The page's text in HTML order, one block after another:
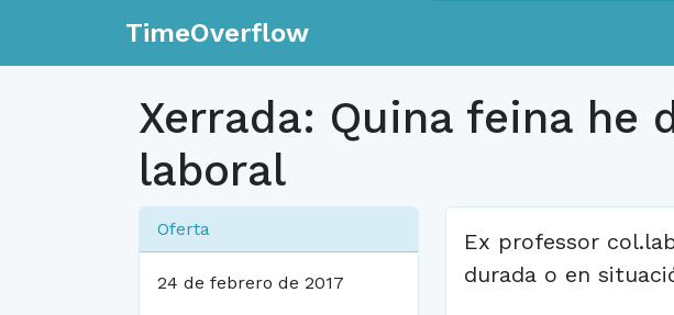
TimeOverflow
Xerrada: Quina feina he
laboral
Oferta
24 de febrero de 2017
Ex professor
durada o en